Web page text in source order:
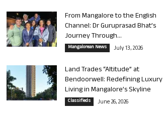
From Mangalore to the English
Channel: Dr Guruprasad Bhat’s
Journey Through...
Mangalorean News July 13, 2026
Land Trades “Altitude” at
Bendoorwell: Redefining Luxury
Living in Mangalore’s Skyline
Classifieds June 26, 2026